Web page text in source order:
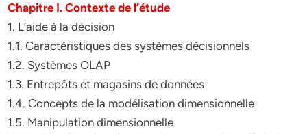
Chapitre I. Contexte de l’étude
1. L’aide à la décision
1.1. Caractéristiques des systèmes décisionnels
1.2. Systèmes OLAP
1.3. Entrepôts et magasins de données
1.4. Concepts de la modélisation dimensionnelle
1.5. Manipulation dimensionnelle